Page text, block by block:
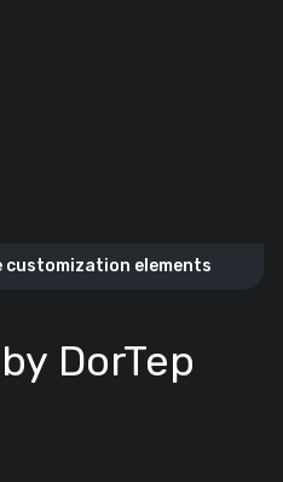
customization elements
DorTep